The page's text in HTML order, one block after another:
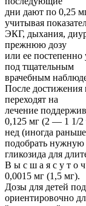
дни дают по 0,25
учитывая
ЭКГ, дыхания,
прежнюю дозу
или ее
под тщательным
врачебным
После достижения
переходят на
лечение
0,125 мг (2 — 1 1/2
нед (иногда
подобрать
гликозида для
В ы с ш а я с у т о ч
0,0015 мг (1,5 мг).
Дозы для детей
ориентировочно